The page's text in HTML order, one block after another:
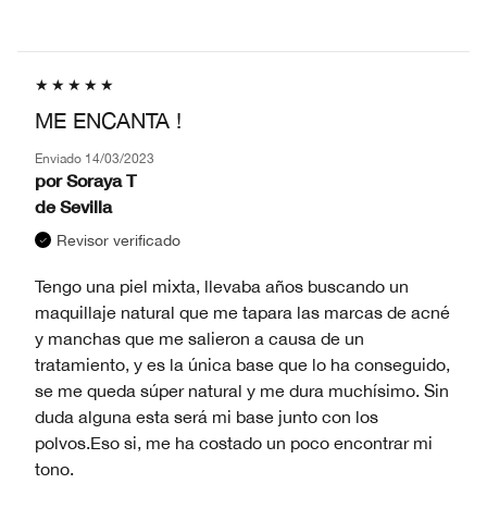
ME ENCANTA !
Enviado 14/03/2023
por Soraya T
de Sevilla
Revisor verificado
Tengo una piel mixta, llevaba años buscando un
maquillaje natural que me tapara las marcas de acné
y manchas que me salieron a causa de un
tratamiento, y es la única base que lo ha conseguido,
se me queda súper natural y me dura muchísimo. Sin
duda alguna esta será mi base junto con los
polvos.Eso si, me ha costado un poco encontrar mi
tono.